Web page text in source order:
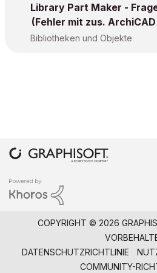
Library Part Maker -
(Fehler mit zus.
Bibliotheken und Objekte
COPYRIGHT © 2026
DATENSCHUTZRICHTLINIE
COMMUNITY-